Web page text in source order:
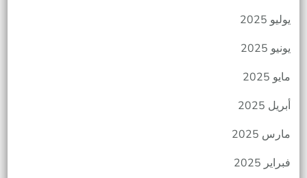
يوليو 2025
يونيو 2025
مايو 2025
أبريل 2025
مارس 2025
فبراير 2025